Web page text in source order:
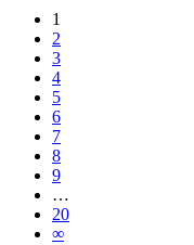
1
2
3
4
5
6
7
8
9
…
20
∞